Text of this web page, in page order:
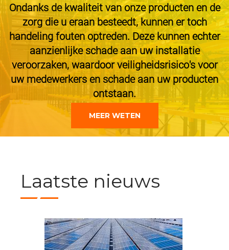
Ondanks de kwaliteit van onze producten en de
zorg die u eraan besteedt, kunnen er toch
handeling fouten optreden. Deze kunnen echter
aanzienlijke schade aan uw installatie
veroorzaken, waardoor veiligheidsrisico's voor
uw medewerkers en schade aan uw producten
ontstaan.
MEER WETEN
Laatste nieuws